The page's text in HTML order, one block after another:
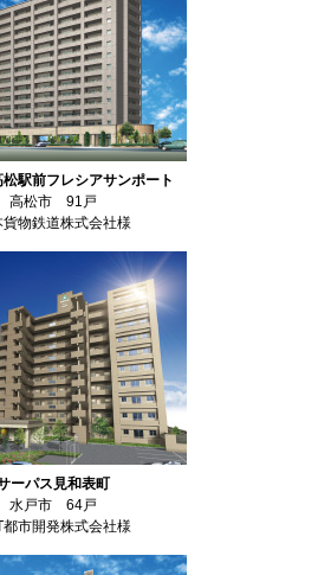
駅前フレシアサンポート
高松市 91戸
貨物鉄道株式会社様
ーパス見和表町
水戸市 64戸
都市開発株式会社様